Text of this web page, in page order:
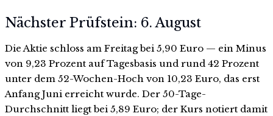
Nächster Prüfstein: 6. August
Die Aktie schloss am Freitag bei 5,90 Euro — ein Minus
von 9,23 Prozent auf Tagesbasis und rund 42 Prozent
unter dem 52-Wochen-Hoch von 10,23 Euro, das erst
Anfang Juni erreicht wurde. Der 50-Tage-
Durchschnitt liegt bei 5,89 Euro; der Kurs notiert damit